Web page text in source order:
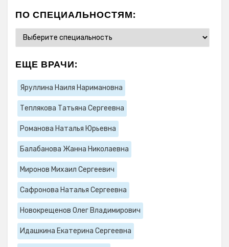
ПО СПЕЦИАЛЬНОСТЯМ:
ЕЩЕ ВРАЧИ:
Яруллина Наиля Наримановна
Теплякова Татьяна Сергеевна
Романова Наталья Юрьевна
Балабанова Жанна Николаевна
Миронов Михаил Сергеевич
Сафронова Наталья Сергеевна
Новокрещенов Олег Владимирович
Идашкина Екатерина Сергеевна